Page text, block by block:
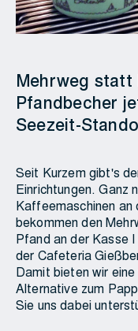
Mehrweg statt
Pfandbecher
Seezeit-
Seit Kurzem gibt's
Einrichtungen. Ganz
Kaffeemaschinen an
bekommen den
Pfand an der Kasse
der Cafeteria
Damit bieten wir
Alternative zum
Sie uns dabei